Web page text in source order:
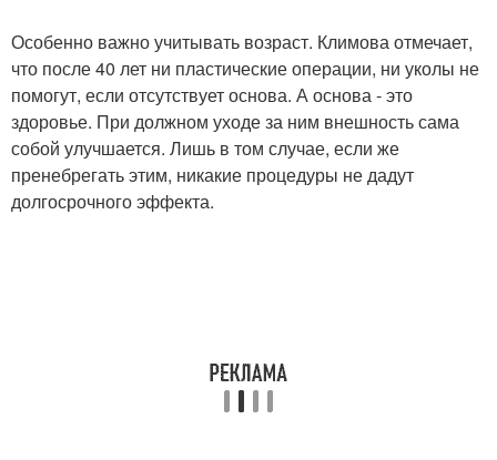
Особенно важно учитывать возраст. Климова отмечает,
что после 40 лет ни пластические операции, ни уколы не
помогут, если отсутствует основа. А основа - это
здоровье. При должном уходе за ним внешность сама
собой улучшается. Лишь в том случае, если же
пренебрегать этим, никакие процедуры не дадут
долгосрочного эффекта.